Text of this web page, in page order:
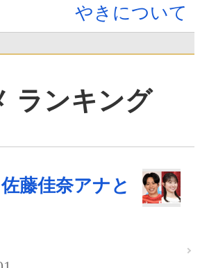
やきについて
ランキング
藤佳奈アナと